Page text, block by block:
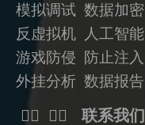
模拟调试 数据加密
反虚拟机
人工智能
游戏防侵 防止注入
外挂分析 数据报告
ᅟᅠ ᅟᅠ 联系我们